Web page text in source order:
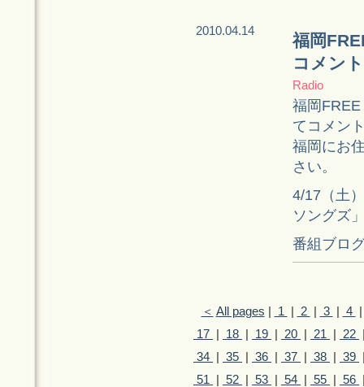
2010.04.14
福岡
コメン
Radio
福岡
てコメン
福岡にお
さい。
4/17（土
ソングズ
番組ブロ
＜ All pages | 1 | 2 | 3 | 4
17 | 18 | 19 | 20 | 21 | 22
34 | 35 | 36 | 37 | 38 | 39
51 | 52 | 53 | 54 | 55 | 56